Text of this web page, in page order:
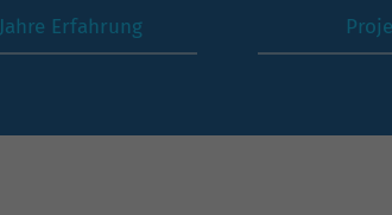
Jahre Erfahrung